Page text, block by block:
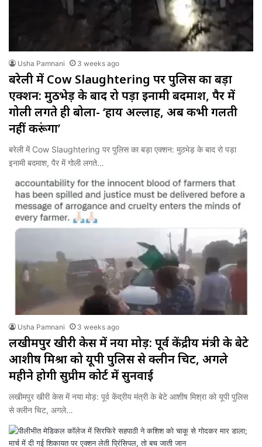
Usha Pamnani 3 weeks ago
बरेली में Cow Slaughtering पर पुलिस का बड़ा
एक्शन: मुठभेड़ के बाद रो पड़ा इनामी बदमाश, पैर में
गोली लगते ही बोला- ‘हाय अल्लाह, अब कभी गलती
नहीं करूंगा’
बरेली में Cow Slaughtering पर पुलिस का बड़ा एक्शन: मुठभेड़ के बाद रो पड़ा
इनामी बदमाश, पैर में गोली लगते…
Usha Pamnani 3 weeks ago
लखीमपुर खीरी केस में नया मोड़: पूर्व केंद्रीय मंत्री के बेटे
आशीष मिश्रा को यूपी पुलिस से क्लीन चिट, अगले
महीने होगी सुप्रीम कोर्ट में सुनवाई
लखीमपुर खीरी केस में नया मोड़: पूर्व केंद्रीय मंत्री के बेटे आशीष मिश्रा को यूपी पुलिस
से क्लीन चिट, अगले…